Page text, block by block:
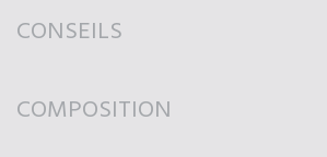
CONSEILS
COMPOSITION